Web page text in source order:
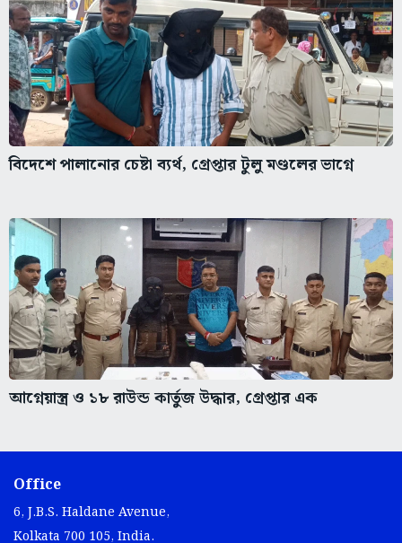
বিদেশে পালানোর চেষ্টা ব্যর্থ, গ্রেপ্তার টুলু মণ্ডলের ভাগ্নে
আগ্নেয়াস্ত্র ও ১৮ রাউন্ড কার্তুজ উদ্ধার, গ্রেপ্তার এক
Office
6, J.B.S. Haldane Avenue,
Kolkata 700 105, India.